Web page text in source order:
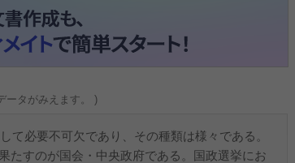
ータがみえます。 )
必要不可欠であり、その種類は様々である。
すのが国会・中央政府である。国政選挙にお